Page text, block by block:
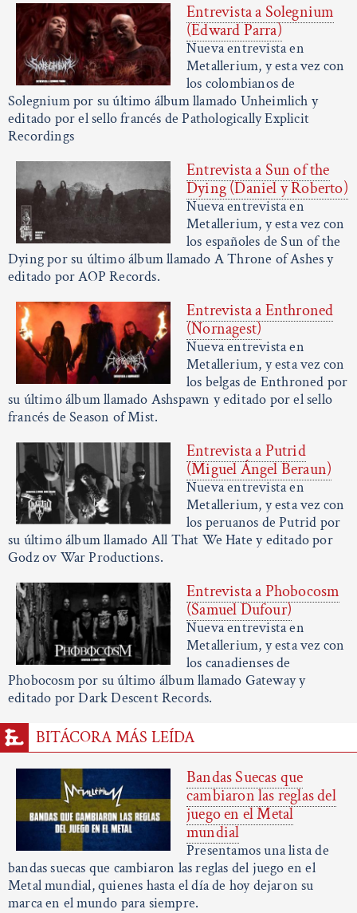
Entrevista a Solegnium
(Edward Parra)
Nueva entrevista en
Metallerium, y esta vez con
los colombianos de
Solegnium por su último álbum llamado Unheimlich y
editado por el sello francés de Pathologically Explicit
Recordings
Entrevista a Sun of the
Dying (Daniel y Roberto)
Nueva entrevista en
Metallerium, y esta vez con
los españoles de Sun of the
Dying por su último álbum llamado A Throne of Ashes y
editado por AOP Records.
Entrevista a Enthroned
(Nornagest)
Nueva entrevista en
Metallerium, y esta vez con
los belgas de Enthroned por
su último álbum llamado Ashspawn y editado por el sello
francés de Season of Mist.
Entrevista a Putrid
(Miguel Ángel Beraun)
Nueva entrevista en
Metallerium, y esta vez con
los peruanos de Putrid por
su último álbum llamado All That We Hate y editado por
Godz ov War Productions.
Entrevista a Phobocosm
(Samuel Dufour)
Nueva entrevista en
Metallerium, y esta vez con
los canadienses de
Phobocosm por su último álbum llamado Gateway y
editado por Dark Descent Records.
BITÁCORA MÁS LEÍDA
Bandas Suecas que
cambiaron las reglas del
juego en el Metal
mundial
Presentamos una lista de
bandas suecas que cambiaron las reglas del juego en el
Metal mundial, quienes hasta el día de hoy dejaron su
marca en el mundo para siempre.